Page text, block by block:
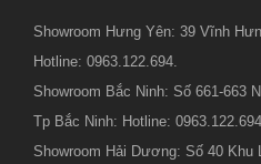
Showroom Hưng Yên: 39 Vĩnh
Hotline: 0963.122.694.
Showroom Bắc Ninh: Số 661-663
Tp Bắc Ninh: Hotline: 0963.122.694.
Showroom Hải Dương: Số 40